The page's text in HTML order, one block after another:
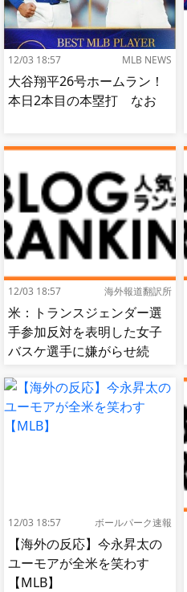
12/03 18:57 MLB NEWS
大谷翔平26号ホームラン！
本日2本目の本塁打 なお
12/03 18:57 海外報道翻訳所
米：トランスジェンダー選
手参加反対を表明した女子
バスケ選手に嫌がらせ続
肘鉄を顔面に食らう[海外の
反応]
12/03 18:57 ボールパーク速報
【海外の反応】今永昇太の
ユーモアが全米を笑わす
【MLB】